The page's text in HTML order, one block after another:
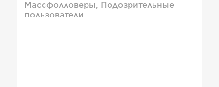
Массфолловеры, Подозрительные
пользователи